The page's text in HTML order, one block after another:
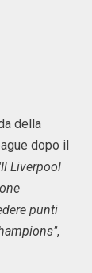
della
dopo il
Liverpool
punti
,